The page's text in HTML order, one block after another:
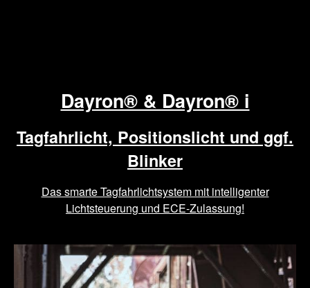
Dayron® & Dayron® i
Tagfahrlicht, Positionslicht und ggf.
Blinker
Das smarte Tagfahrlichtsystem mit intelligenter
Lichtsteuerung und ECE-Zulassung!